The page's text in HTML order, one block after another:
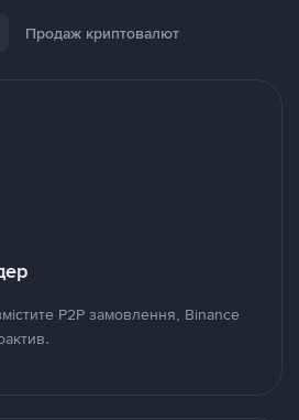
Продаж криптовалют
P2P замовлення, Binance